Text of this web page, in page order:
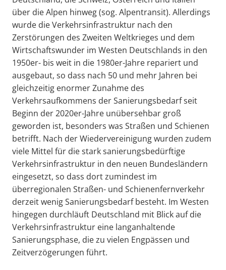
über die Alpen hinweg (sog. Alpentransit). Allerdings
wurde die Verkehrsinfrastruktur nach den
Zerstörungen des Zweiten Weltkrieges und dem
Wirtschaftswunder im Westen Deutschlands in den
1950er- bis weit in die 1980er-Jahre repariert und
ausgebaut, so dass nach 50 und mehr Jahren bei
gleichzeitig enormer Zunahme des
Verkehrsaufkommens der Sanierungsbedarf seit
Beginn der 2020er-Jahre unübersehbar groß
geworden ist, besonders was Straßen und Schienen
betrifft. Nach der Wiedervereinigung wurden zudem
viele Mittel für die stark sanierungsbedürftige
Verkehrsinfrastruktur in den neuen Bundesländern
eingesetzt, so dass dort zumindest im
überregionalen Straßen- und Schienenfernverkehr
derzeit wenig Sanierungsbedarf besteht. Im Westen
hingegen durchläuft Deutschland mit Blick auf die
Verkehrsinfrastruktur eine langanhaltende
Sanierungsphase, die zu vielen Engpässen und
Zeitverzögerungen führt.